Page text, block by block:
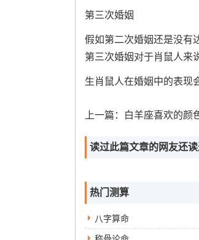
第三次婚姻
假如第二次婚姻还是没有
第三次婚姻对于肖鼠人来
生肖鼠人在婚姻中的表现
上一篇： 白羊座喜欢的颜
读过此篇文章的网友还读
热门测算
八字算命